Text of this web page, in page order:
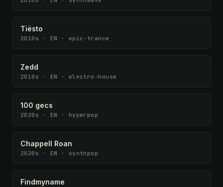
Tiësto
2010s · EN · epic-trance
Zedd
2010s · EN · electro-house
100 gecs
2020s · EN · hyperpop
Chappell Roan
2020s · EN · synthpop
Findmyname